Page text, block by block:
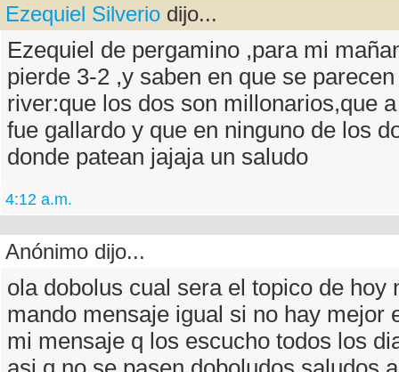
Ezequiel Silverio dijo...
Ezequiel de pergamino ,para mi
pierde 3-2 ,y saben en que se
river:que los dos son millonarios,que
fue gallardo y que en ninguno de los
donde patean jajaja un saludo
4:12 a.m.
Anónimo dijo...
ola dobolus cual sera el topico de hoy
mando mensaje igual si no hay mejor
mi mensaje q los escucho todos los